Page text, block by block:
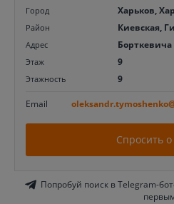
Город Харьков,
Район Киевская,
Адрес Борткевича
Этаж 9
Этажность 9
Email
Спросить
Попробуй поиск в Telegram-